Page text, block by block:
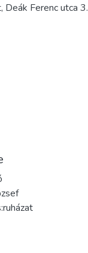
Deák Ferenc utca 3.